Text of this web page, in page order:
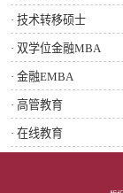
· 技术转移硕士
· 双学位金融MBA
· 金融EMBA
· 高管教育
· 在线教育